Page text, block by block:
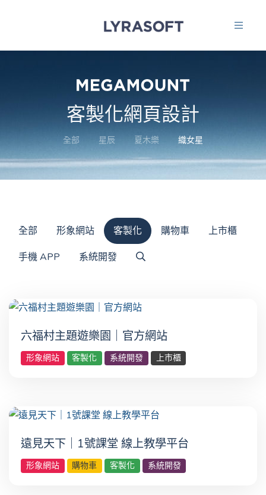
客製化網頁設計
全部 星辰 夏木樂 織女星
全部 形象網站 客製化 購物車
上市櫃
手機 APP
系統開發
六福村主題遊樂園｜官方網站
形象網站 客製化 系統開發 上市櫃
遠見天下｜1號課堂 線上教學平台
形象網站 購物車 客製化 系統開發